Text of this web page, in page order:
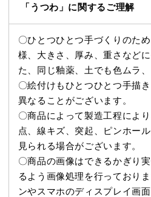
「うつわ」に関するご理解
〇ひとつひとつ手づくりのた
様、大きさ、厚み、重さなど
た、同じ釉薬、土でも色ムラ
〇絵付けもひとつひとつ手描
異なることがございます。
〇商品によって製造工程によ
点、線キズ、突起、ピンホー
見られる場合がございます。
〇商品の画像はできるかぎり
るよう画像処理を行っており
ンやスマホのディスプレイ画